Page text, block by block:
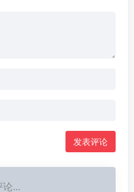
发表评论
...